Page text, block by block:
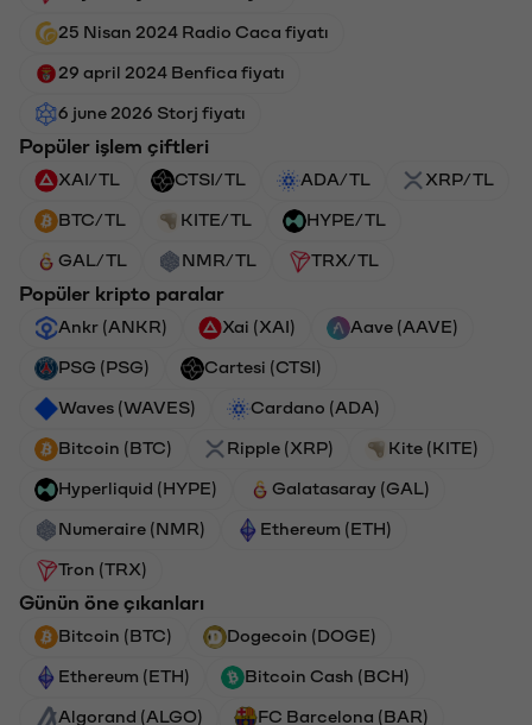
25 Nisan 2024 Radio Caca fiyatı
29 april 2024 Benfica fiyatı
6 june 2026 Storj fiyatı
Popüler işlem çiftleri
XAI/TL CTSI/TL ADA/TL XRP/TL
BTC/TL KITE/TL HYPE/TL
GAL/TL NMR/TL TRX/TL
Popüler kripto paralar
Ankr (ANKR) Xai (XAI) Aave (AAVE)
PSG (PSG) Cartesi (CTSI)
Waves (WAVES) Cardano (ADA)
Bitcoin (BTC) Ripple (XRP) Kite (KITE)
Hyperliquid (HYPE) Galatasaray (GAL)
Numeraire (NMR) Ethereum (ETH)
Tron (TRX)
Günün öne çıkanları
Bitcoin (BTC) Dogecoin (DOGE)
Ethereum (ETH) Bitcoin Cash (BCH)
Algorand (ALGO) FC Barcelona (BAR)